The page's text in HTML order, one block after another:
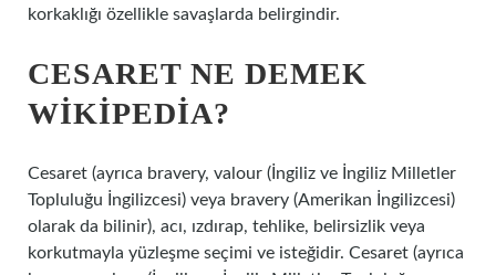
korkaklığı özellikle savaşlarda belirgindir.
CESARET NE DEMEK
WIKIPEDIA?
Cesaret (ayrıca bravery, valour (İngiliz ve İngiliz Milletler
Topluluğu İngilizcesi) veya bravery (Amerikan İngilizcesi)
olarak da bilinir), acı, ızdırap, tehlike, belirsizlik veya
korkutmayla yüzleşme seçimi ve isteğidir. Cesaret (ayrıca